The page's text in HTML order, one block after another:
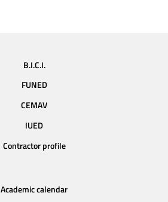
B.I.C.I.
FUNED
CEMAV
IUED
Contractor profile
Academic calendar